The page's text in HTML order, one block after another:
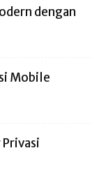
dengan
Mobile